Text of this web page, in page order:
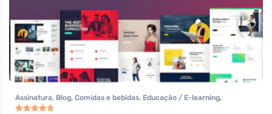
Assinatura, Blog, Comidas e bebidas, Educação / E-learning,
Elementor,